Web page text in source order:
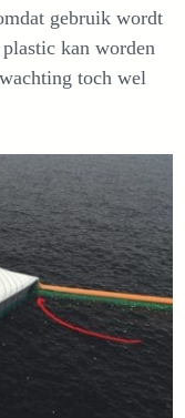
gebruik wordt
kan worden
toch wel